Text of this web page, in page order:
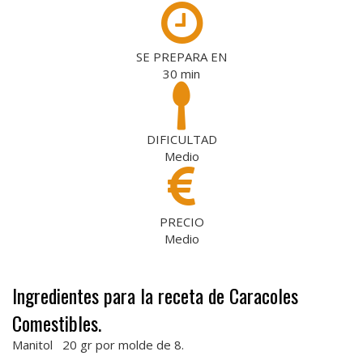
SE PREPARA EN
30 min
DIFICULTAD
Medio
PRECIO
Medio
Ingredientes para la receta de Caracoles
Comestibles.
Manitol 20 gr por molde de 8.